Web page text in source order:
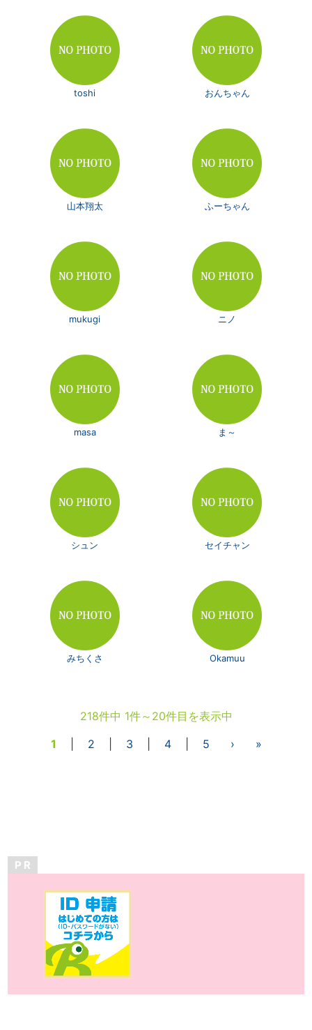
toshi おんちゃん
山本翔太 ふーちゃん
mukugi ニノ
masa ま～
シュン セイチャン
みちくさ Okamuu
218件中 1件～20件目を表示中
1
2 3 4| 5 › »
P R